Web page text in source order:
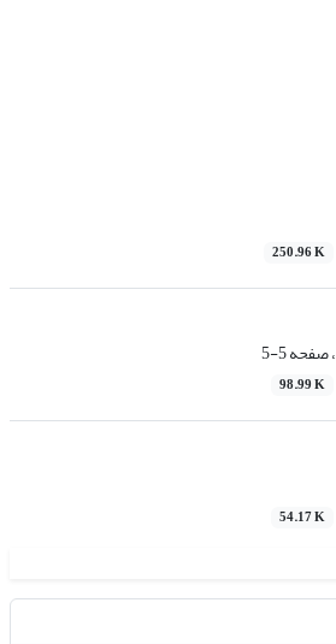
250.96 K
5-5
98.99 K
54.17 K